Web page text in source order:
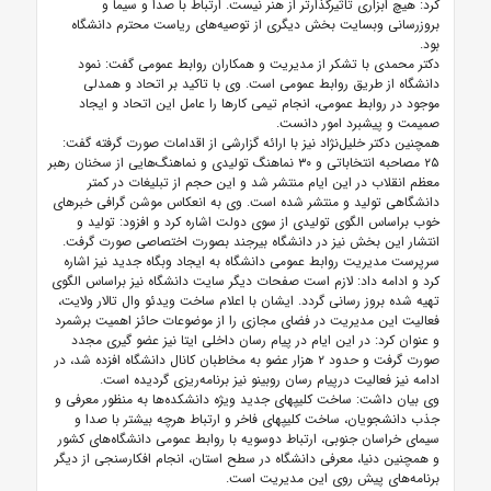
کرد: هیچ ابزاری تاثیرگذارتر از هنر نیست. ارتباط با صدا و سیما و
بروزرسانی وبسایت بخش دیگری از توصیه‌های ریاست محترم دانشگاه
بود.
دکتر محمدی با تشکر از مدیریت و همکاران روابط عمومی گفت: نمود
دانشگاه از طریق روابط عمومی است. وی با تاکید بر اتحاد و همدلی
موجود در روابط عمومی، انجام تیمی کارها را عامل این اتحاد و ایجاد
صمیمت و پیشبرد امور دانست.
همچنین دکتر خلیل‌نژاد نیز با ارائه گزارشی از اقدامات صورت گرفته گفت:
۲۵ مصاحبه انتخاباتی و ۳۰ نماهنگ تولیدی و نماهنگ‌هایی از سخنان رهبر
معظم انقلاب در این ایام منتشر شد و این حجم از تبلیغات در کمتر
دانشگاهی تولید و منتشر شده است. وی به انعکاس موشن گرافی خبرهای
خوب براساس الگوی تولیدی از سوی دولت اشاره کرد و افزود: تولید و
انتشار این بخش نیز در دانشگاه بیرجند بصورت اختصاصی صورت گرفت.
سرپرست مدیریت روابط عمومی دانشگاه به ایجاد وبگاه جدید نیز اشاره
کرد و ادامه داد: لازم است صفحات دیگر سایت دانشگاه نیز براساس الگوی
تهیه شده بروز رسانی گردد. ایشان با اعلام ساخت ویدئو وال تالار ولایت،
فعالیت این مدیریت در فضای مجازی را از موضوعات حائز اهمیت برشمرد
و عنوان کرد: در این ایام در پیام رسان داخلی ایتا نیز عضو گیری مجدد
صورت گرفت و حدود ۲ هزار عضو به مخاطبان کانال دانشگاه افزده شد، در
ادامه نیز فعالیت درپیام رسان روبینو نیز برنامه‌ریزی گردیده است.
وی بیان داشت: ساخت کلیپهای جدید ویژه دانشکده‌ها به منظور معرفی و
جذب دانشجویان، ساخت کلیپهای فاخر و ارتباط هرچه بیشتر با صدا و
سیمای خراسان جنوبی، ارتباط دوسویه با روابط عمومی دانشگاه‌های کشور
و همچنین دنیا، معرفی دانشگاه در سطح استان، انجام افکارسنجی از دیگر
برنامه‌های پیش روی این مدیریت است.